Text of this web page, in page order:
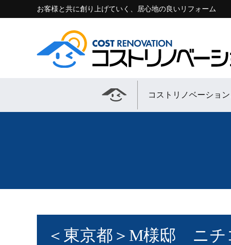
お客様と共に創り上げていく、居心地の良いリフォーム
コストリノベーショ
＜東京都＞M様邸 ニ